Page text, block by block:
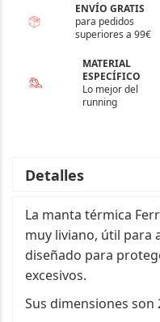
ENVÍO GRATIS
para pedidos
superiores a 99€
MATERIAL
ESPECÍFICO
Lo mejor del
running
Detalles
La manta térmica
muy liviano, útil para
diseñado para
excesivos.
Sus dimensiones son